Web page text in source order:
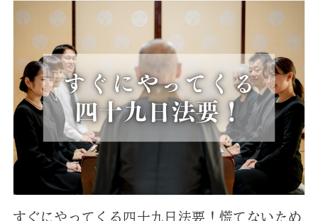
すぐにやってくる四十九日法要！慌てないため